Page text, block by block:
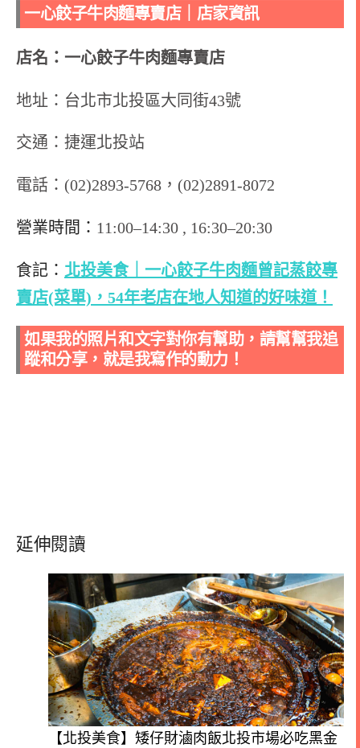
一心餃子牛肉麵專賣店｜店家資訊
店名：一心餃子牛肉麵專賣店
地址：台北市北投區大同街43號
交通 ：捷運北投站
電話：(02)2893-5768，(02)2891-8072
營業時間： 11:00–14:30 , 16:30–20:30
食記： 北投美食｜一心餃子牛肉麵曾記蒸餃專
賣店(菜單)，54年老店在地人知道的好味道！
如果我的照片和文字對你有幫助，請幫幫我追
蹤和分享，就是我寫作的動力！
延伸閱讀
【北投美食】矮仔財滷肉飯北投市場必吃黑金